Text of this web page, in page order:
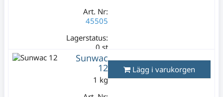
Art. Nr:
45505
Lagerstatus:
0 st
299 kr
Varav moms:
59,80 kr
Sunwac
12
1 kg
Lägg i varukorgen